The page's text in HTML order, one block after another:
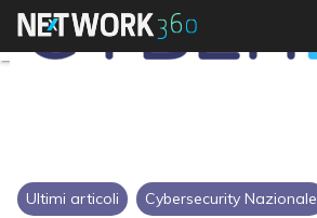
Ultimi articoli Cybersecurity Nazionale